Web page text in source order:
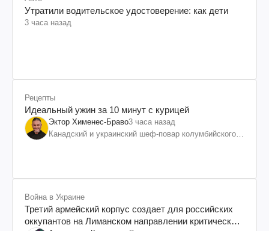
Утратили водительское удостоверение: как дети
3 часа назад
Рецепты
Идеальный ужин за 10 минут с курицей
Эктор Хименес-Браво3 часа назад
Канадский и украинский шеф-повар колумбийского
Война в Украине
Третий армейский корпус создает для российских
оккупантов на Лиманском направлении критический